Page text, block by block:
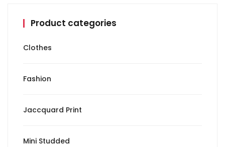
Product categories
Clothes
Fashion
Jaccquard Print
Mini Studded